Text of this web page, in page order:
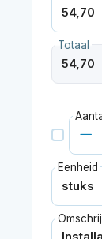
Totaal
Eenheid